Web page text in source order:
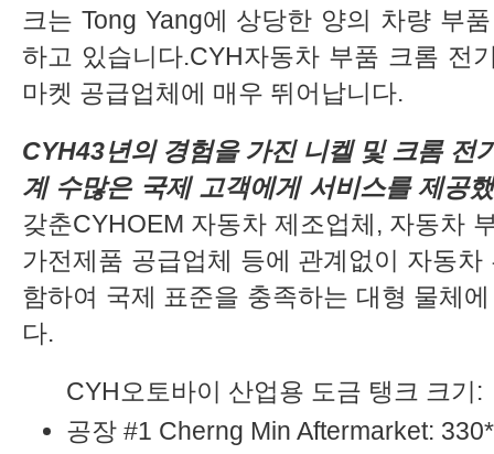
크는 Tong Yang에 상당한 양의 차량 부
하고 있습니다.CYH자동차 부품 크롬 전
마켓 공급업체에 매우 뛰어납니다.
CYH43년의 경험을 가진 니켈 및 크롬 전
계 수많은 국제 고객에게 서비스를 제공
갖춘CYHOEM 자동차 제조업체, 자동차
가전제품 공급업체 등에 관계없이 자동
함하여 국제 표준을 충족하는 대형 물체
다.
CYH오토바이 산업용 도금 탱크 크기:
공장 #1 Cherng Min Aftermarket: